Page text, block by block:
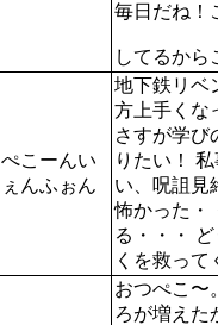
毎日だね！
してるから
ぺこーんい
ぇんふぉん
地下鉄リベ
方上手くな
さすが学び
りたい！
い、呪詛見
怖かった・
る・・・
くを救って
おつぺこ〜
ろが増えた